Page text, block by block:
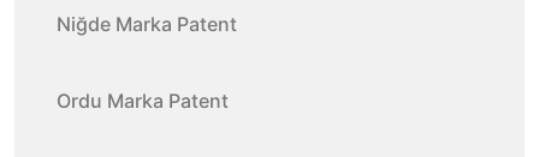
Niğde Marka Patent
Ordu Marka Patent